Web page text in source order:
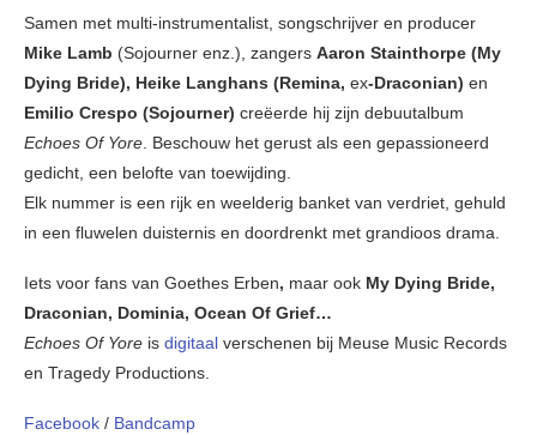
Samen met multi-instrumentalist, songschrijver en producer
Mike Lamb (Sojourner enz.), zangers Aaron Stainthorpe (My
Dying Bride), Heike Langhans (Remina, ex-Draconian) en
Emilio Crespo (Sojourner) creëerde hij zijn debuutalbum
Echoes Of Yore. Beschouw het gerust als een gepassioneerd
gedicht, een belofte van toewijding.
Elk nummer is een rijk en weelderig banket van verdriet, gehuld
in een fluwelen duisternis en doordrenkt met grandioos drama.
Iets voor fans van Goethes Erben, maar ook My Dying Bride,
Draconian, Dominia, Ocean Of Grief…
Echoes Of Yore is digitaal verschenen bij Meuse Music Records
en Tragedy Productions.
Facebook / Bandcamp